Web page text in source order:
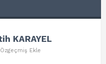
KARAYEL
Özgeçmiş Ekle